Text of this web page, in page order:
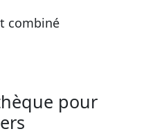
combiné
pour